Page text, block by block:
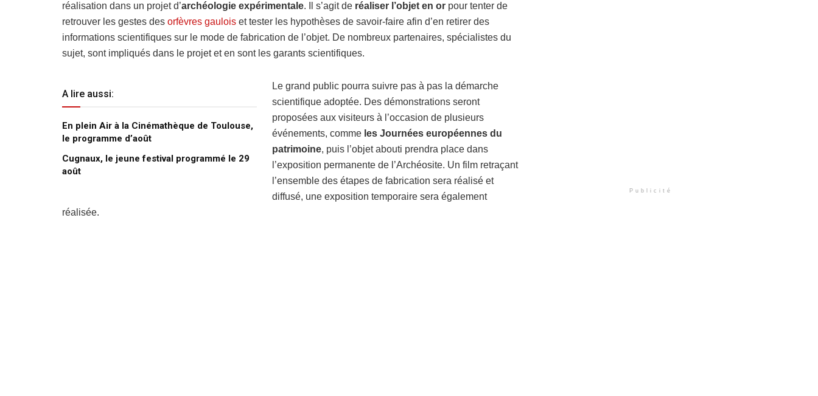
réalisation dans un projet d’archéologie expérimentale. Il s’agit de réaliser l’objet en or pour tenter de
retrouver les gestes des orfèvres gaulois et tester les hypothèses de savoir-faire afin d’en retirer des
informations scientifiques sur le mode de fabrication de l’objet. De nombreux partenaires, spécialistes du
sujet, sont impliqués dans le projet et en sont les garants scientifiques.
A lire aussi:
En plein Air à la Cinémathèque de Toulouse,
le programme d’août
Cugnaux, le jeune festival programmé le 29
août
Le grand public pourra suivre pas à pas la démarche
scientifique adoptée. Des démonstrations seront
proposées aux visiteurs à l’occasion de plusieurs
événements, comme les Journées européennes du
patrimoine, puis l’objet abouti prendra place dans
l’exposition permanente de l’Archéosite. Un film retraçant
l’ensemble des étapes de fabrication sera réalisé et
diffusé, une exposition temporaire sera également
réalisée.
Publicité